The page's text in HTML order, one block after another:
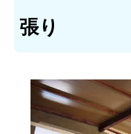
張り